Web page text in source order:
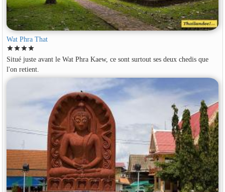
Wat Phra That
starstarstarstar
Situé juste avant le Wat Phra Kaew, ce sont surtout ses deux chedis que
l'on retient.